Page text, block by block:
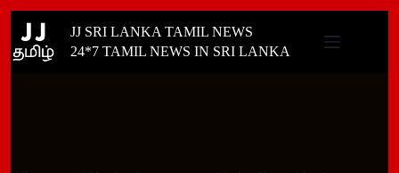
content
JJ SRI LANKA TAMIL NEWS
24*7 TAMIL NEWS IN SRI LANKA